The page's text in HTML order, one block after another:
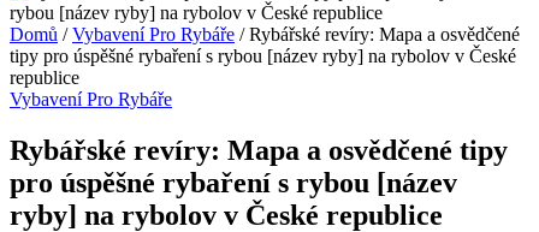
Domů / Vybavení Pro Rybáře / Rybářské revíry: Mapa a osvědčené
tipy pro úspěšné rybaření s rybou [název ryby] na rybolov v České
republice
Vybavení Pro Rybáře
Rybářské revíry: Mapa a osvědčené tipy
pro úspěšné rybaření s rybou [název
ryby] na rybolov v České republice